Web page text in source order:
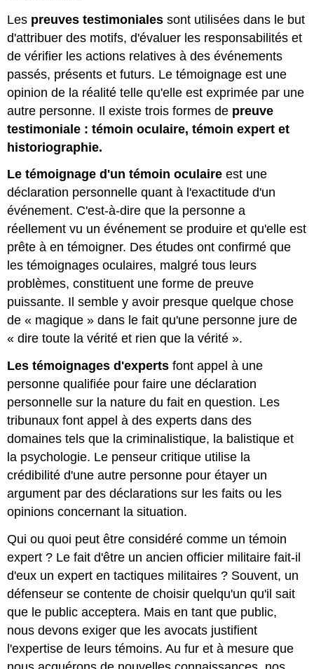
Les preuves testimoniales sont utilisées dans le but
d'attribuer des motifs, d'évaluer les responsabilités et
de vérifier les actions relatives à des événements
passés, présents et futurs. Le témoignage est une
opinion de la réalité telle qu'elle est exprimée par une
autre personne. Il existe trois formes de preuve
testimoniale : témoin oculaire, témoin expert et
historiographie.
Le témoignage d'un témoin oculaire est une
déclaration personnelle quant à l'exactitude d'un
événement. C'est-à-dire que la personne a
réellement vu un événement se produire et qu'elle est
prête à en témoigner. Des études ont confirmé que
les témoignages oculaires, malgré tous leurs
problèmes, constituent une forme de preuve
puissante. Il semble y avoir presque quelque chose
de « magique » dans le fait qu'une personne jure de
« dire toute la vérité et rien que la vérité ».
Les témoignages d'experts font appel à une
personne qualifiée pour faire une déclaration
personnelle sur la nature du fait en question. Les
tribunaux font appel à des experts dans des
domaines tels que la criminalistique, la balistique et
la psychologie. Le penseur critique utilise la
crédibilité d'une autre personne pour étayer un
argument par des déclarations sur les faits ou les
opinions concernant la situation.
Qui ou quoi peut être considéré comme un témoin
expert ? Le fait d'être un ancien officier militaire fait-il
d'eux un expert en tactiques militaires ? Souvent, un
défenseur se contente de choisir quelqu'un qu'il sait
que le public acceptera. Mais en tant que public,
nous devons exiger que les avocats justifient
l'expertise de leurs témoins. Au fur et à mesure que